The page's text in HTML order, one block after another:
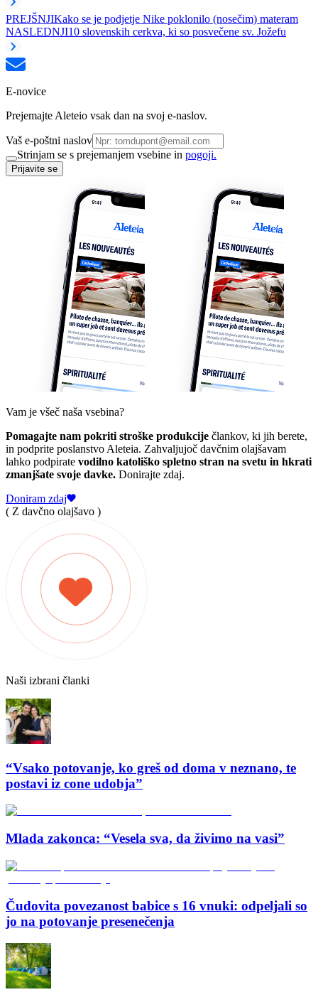
PREJŠNJIKako se je podjetje Nike poklonilo (nosečim) materam
NASLEDNJI10 slovenskih cerkva, ki so posvečene sv. Jožefu
E-novice
Prejemajte Aleteio vsak dan na svoj e-naslov.
Vaš e-poštni naslov
Strinjam se s prejemanjem vsebine in pogoji.
Prijavite se
Vam je všeč naša vsebina?
Pomagajte nam pokriti stroške produkcije člankov, ki jih berete,
in podprite poslanstvo Aleteia. Zahvaljujoč davčnim olajšavam
lahko podpirate vodilno katoliško spletno stran na svetu in hkrati
zmanjšate svoje davke. Donirajte zdaj.
Doniram zdaj
( Z davčno olajšavo )
Naši izbrani članki
“Vsako potovanje, ko greš od doma v neznano, te
postavi iz cone udobja”
Mlada zakonca: “Vesela sva, da živimo na vasi”
Čudovita povezanost babice s 16 vnuki: odpeljali so
jo na potovanje presenečenja